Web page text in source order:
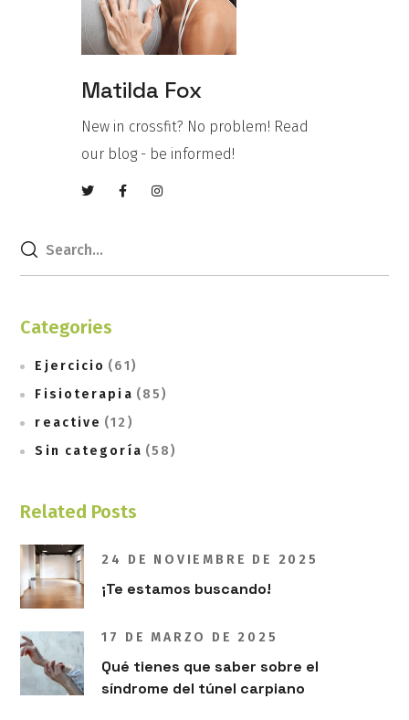
Matilda Fox
New in crossfit? No problem! Read
our blog - be informed!
Categories
Ejercicio (61)
Fisioterapia (85)
reactive (12)
Sin categoría (58)
Related Posts
24 DE NOVIEMBRE DE 2025
¡Te estamos buscando!
17 DE MARZO DE 2025
Qué tienes que saber sobre el
síndrome del túnel carpiano